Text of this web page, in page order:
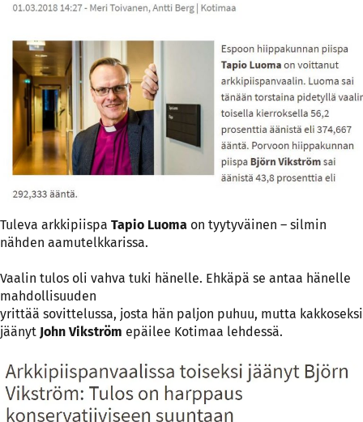
Tuleva arkkipiispa Tapio Luoma on tyytyväinen – silmin
nähden aamutelkkarissa.
Vaalin tulos oli vahva tuki hänelle. Ehkäpä se antaa hänelle
mahdollisuuden
yrittää sovittelussa, josta hän paljon puhuu, mutta kakkoseksi
jäänyt John Vikström epäilee Kotimaa lehdessä.